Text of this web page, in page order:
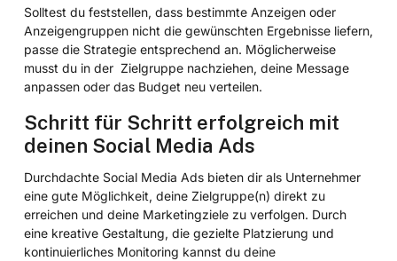
Solltest du feststellen, dass bestimmte Anzeigen oder
Anzeigengruppen nicht die gewünschten Ergebnisse liefern,
passe die Strategie entsprechend an. Möglicherweise
musst du in der Zielgruppe nachziehen, deine Message
anpassen oder das Budget neu verteilen.
Schritt für Schritt erfolgreich mit
deinen Social Media Ads
Durchdachte Social Media Ads bieten dir als Unternehmer
eine gute Möglichkeit, deine Zielgruppe(n) direkt zu
erreichen und deine Marketingziele zu verfolgen. Durch
eine kreative Gestaltung, die gezielte Platzierung und
kontinuierliches Monitoring kannst du deine